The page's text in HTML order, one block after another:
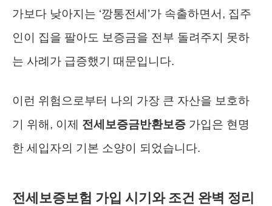
가보다 낮아지는 ‘깡통전세’가 속출하면서, 집주
인이 집을 팔아도 보증금을 전부 돌려주지 못하
는 사례가 급증했기 때문입니다.
이런 위험으로부터 나의 가장 큰 자산을 보호하
기 위해, 이제 전세보증금반환보증 가입은 현명
한 세입자의 기본 소양이 되었습니다.
전세보증보험 가입 시기와 조건 완벽 정리